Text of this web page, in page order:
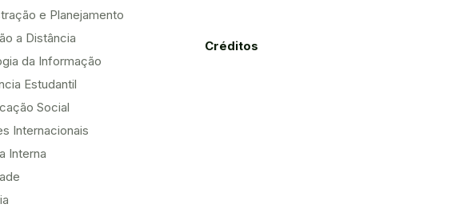
e Planejamento
a Distância
da Informação
Estudantil
Social
Internacionais
Interna
Créditos